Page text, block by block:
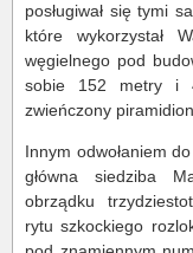
posługiwał się tymi
które wykorzystał
węgielnego pod
sobie 152 metry i
zwieńczony
Innym odwołaniem
główna siedziba
obrządku
rytu szkockiego